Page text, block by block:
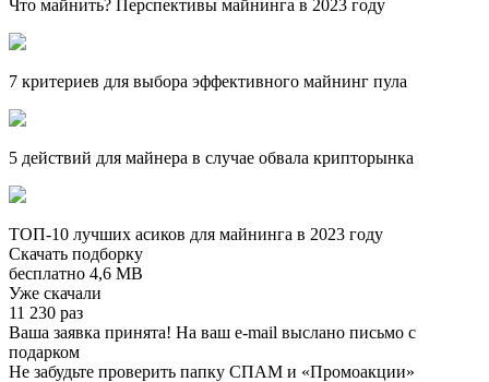
Что майнить? Перспективы майнинга в 2023 году
7 критериев для выбора эффективного майнинг пула
5 действий для майнера в случае обвала крипторынка
ТОП-10 лучших асиков для майнинга в 2023 году
Скачать подборку
бесплатно 4,6 MB
Уже скачали
11 230 раз
Ваша заявка принята! На ваш e-mail выслано письмо с
подарком
Не забудьте проверить папку СПАМ и «Промоакции»